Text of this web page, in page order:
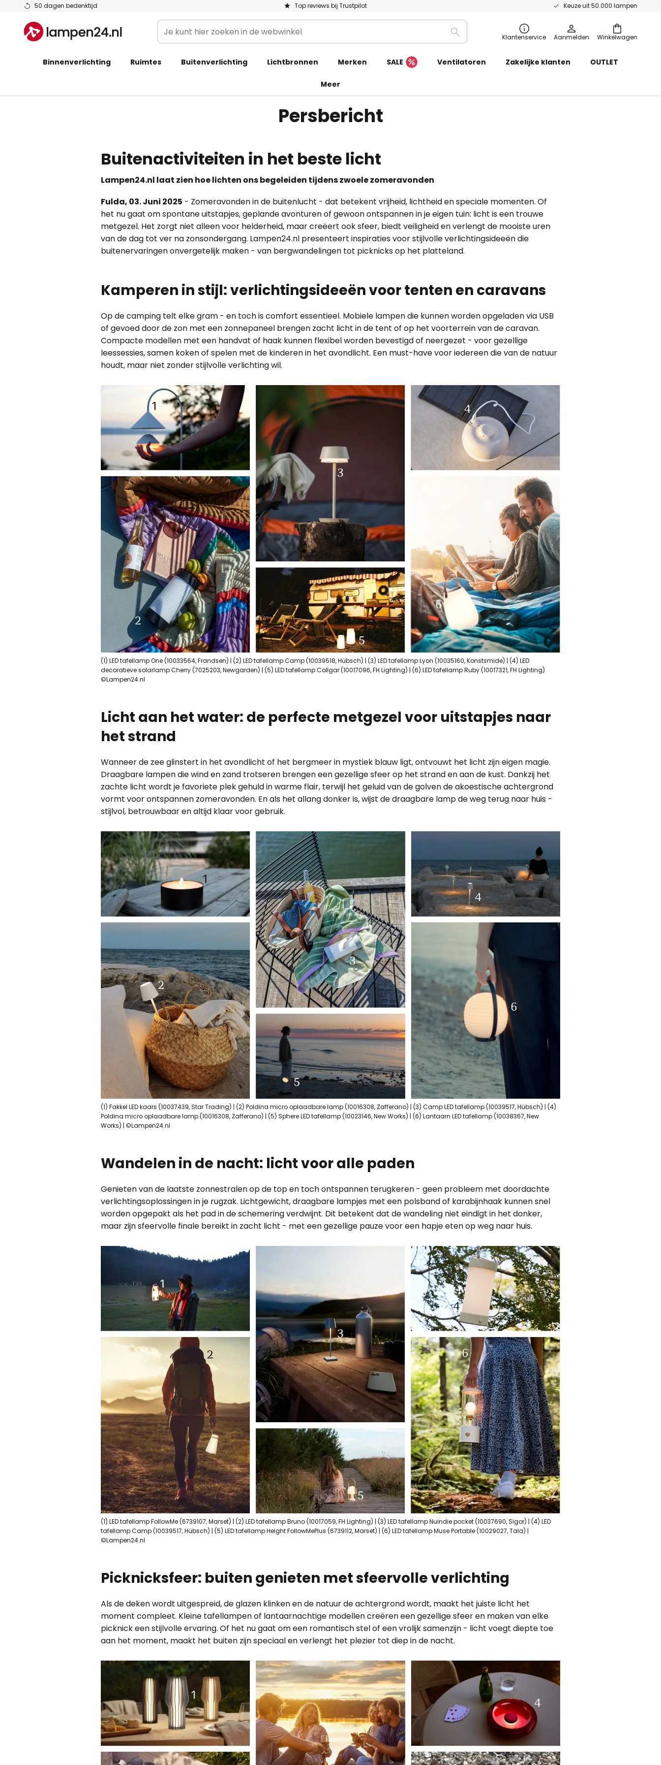
50 dagen bedenktijd Top reviews bij Trustpilot Keuze uit 50.000 lampen
Ga
de
inhoud
Winkelwagen
Je
kunt
zoeken
webwinkel
Zoeken Klantenservice Aanmelden
Binnenverlichting Ruimtes Buitenverlichting Lichtbronnen Merken SALE Ventilatoren Zakelijke klanten OUTLET
Meer
Persbericht
Buitenactiviteiten in het beste licht
Lampen24.nl laat zien hoe lichten ons begeleiden tijdens zwoele zomeravonden
Fulda, 03. Juni 2025 - Zomeravonden in de buitenlucht - dat betekent vrijheid, lichtheid en speciale momenten. Of
het nu gaat om spontane uitstapjes, geplande avonturen of gewoon ontspannen in je eigen tuin: licht is een trouwe
metgezel. Het zorgt niet alleen voor helderheid, maar creëert ook sfeer, biedt veiligheid en verlengt de mooiste uren
van de dag tot ver na zonsondergang. Lampen24.nl presenteert inspiraties voor stijlvolle verlichtingsideeën die
buitenervaringen onvergetelijk maken - van bergwandelingen tot picknicks op het platteland.
Kamperen in stijl: verlichtingsideeën voor tenten en caravans
Op de camping telt elke gram - en toch is comfort essentieel. Mobiele lampen die kunnen worden opgeladen via USB
of gevoed door de zon met een zonnepaneel brengen zacht licht in de tent of op het voorterrein van de caravan.
Compacte modellen met een handvat of haak kunnen flexibel worden bevestigd of neergezet - voor gezellige
leessessies, samen koken of spelen met de kinderen in het avondlicht. Een must-have voor iedereen die van de natuur
houdt, maar niet zonder stijlvolle verlichting wil.
(1) LED tafellamp One (10033564, Frandsen) | (2) LED tafellamp Camp (10039518, Hübsch) | (3) LED tafellamp Lyon (10035160, Konstsmide) | (4) LED
decoratieve solarlamp Cherry (7025203, Newgarden) | (5) LED tafellamp Collgar (10017096, FH Lighting) | (6) LED tafellamp Ruby (10017321, FH Lighting)
©Lampen24.nl
Licht aan het water: de perfecte metgezel voor uitstapjes naar
het strand
Wanneer de zee glinstert in het avondlicht of het bergmeer in mystiek blauw ligt, ontvouwt het licht zijn eigen magie.
Draagbare lampen die wind en zand trotseren brengen een gezellige sfeer op het strand en aan de kust. Dankzij het
zachte licht wordt je favoriete plek gehuld in warme flair, terwijl het geluid van de golven de akoestische achtergrond
vormt voor ontspannen zomeravonden. En als het allang donker is, wijst de draagbare lamp de weg terug naar huis -
stijlvol, betrouwbaar en altijd klaar voor gebruik.
(1) Fakkel LED kaars (10037439, Star Trading) | (2) Poldina micro oplaadbare lamp (10016308, Zafferano) | (3) Camp LED tafellamp (10039517, Hübsch) | (4)
Poldina micro oplaadbare lamp (10016308, Zafferano) | (5) Sphere LED tafellamp (10023146, New Works) | (6) Lantaarn LED tafellamp (10038367, New
Works) | ©Lampen24.nl
Wandelen in de nacht: licht voor alle paden
Genieten van de laatste zonnestralen op de top en toch ontspannen terugkeren - geen probleem met doordachte
verlichtingsoplossingen in je rugzak. Lichtgewicht, draagbare lampjes met een polsband of karabijnhaak kunnen snel
worden opgepakt als het pad in de schemering verdwijnt. Dit betekent dat de wandeling niet eindigt in het donker,
maar zijn sfeervolle finale bereikt in zacht licht - met een gezellige pauze voor een hapje eten op weg naar huis.
(1) LED tafellamp FollowMe (6739107, Marset) | (2) LED tafellamp Bruno (10017059, FH Lighting) | (3) LED tafellamp Nuindie pocket (10037690, Sigor) | (4) LED
tafellamp Camp (10039517, Hübsch) | (5) LED tafellamp Height FollowMePlus (6739112, Marset) | (6) LED tafellamp Muse Portable (10029027, Tala) |
©Lampen24.nl
Picknicksfeer: buiten genieten met sfeervolle verlichting
Als de deken wordt uitgespreid, de glazen klinken en de natuur de achtergrond wordt, maakt het juiste licht het
moment compleet. Kleine tafellampen of lantaarnachtige modellen creëren een gezellige sfeer en maken van elke
picknick een stijlvolle ervaring. Of het nu gaat om een romantisch stel of een vrolijk samenzijn - licht voegt diepte toe
aan het moment, maakt het buiten zijn speciaal en verlengt het plezier tot diep in de nacht.